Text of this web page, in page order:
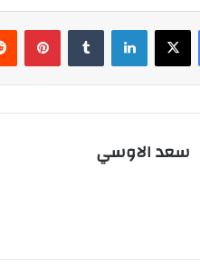
فيسبوك ‫X لينكدإن
سعد الاوسي